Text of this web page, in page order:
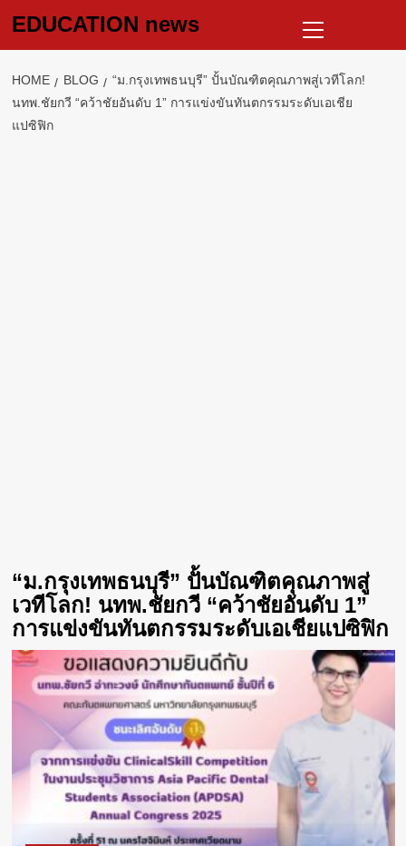
EDUCATION news
Menu
HOME BLOG
“ม.กรุงเทพธนบุรี” ปั้นบัณฑิตคุณภาพสู่เวทีโลก!
นทพ.ชัยกวี “คว้าชัยอันดับ 1” การแข่งขันทันตกรรมระดับเอเชีย
แปซิฟิก
“ม.กรุงเทพธนบุรี” ปั้นบัณฑิตคุณภาพสู่
เวทีโลก! นทพ.ชัยกวี “คว้าชัยอันดับ 1”
การแข่งขันทันตกรรมระดับเอเชียแปซิฟิก